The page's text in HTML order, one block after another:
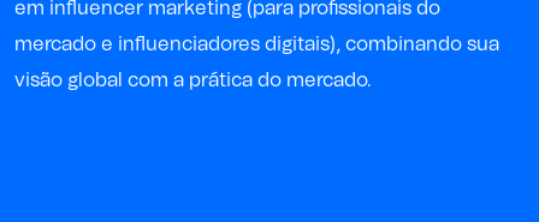
em influencer marketing (para profissionais do
mercado e influenciadores digitais), combinando sua
visão global com a prática do mercado.